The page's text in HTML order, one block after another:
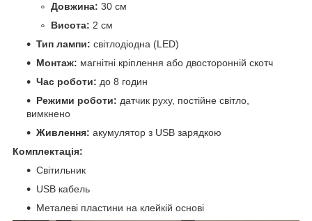
Довжина: 30 см
Висота: 2 см
Тип лампи: світлодіодна (LED)
Монтаж: магнітні кріплення або двосторонній скотч
Час роботи: до 8 годин
Режими роботи: датчик руху, постійне світло,
вимкнено
Живлення: акумулятор з USB зарядкою
Комплектація:
Світильник
USB кабель
Металеві пластини на клейкій основі